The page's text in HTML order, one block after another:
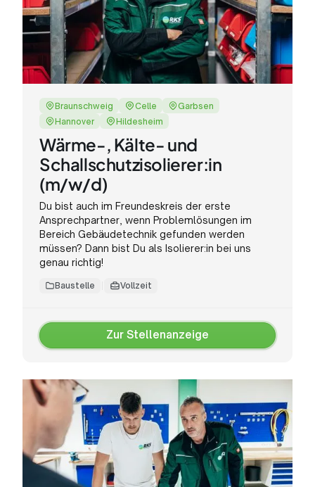
Braunschweig Celle
Garbsen
Hannover
Hildesheim
Wärme-, Kälte- und
Schallschutzisolierer:in
(m/w/d)
Du bist auch im Freundeskreis der erste
Ansprechpartner, wenn Problemlösungen im
Bereich Gebäudetechnik gefunden werden
müssen? Dann bist Du als Isolierer:in bei uns
genau richtig!
Baustelle Vollzeit
Zur Stellenanzeige
Zur